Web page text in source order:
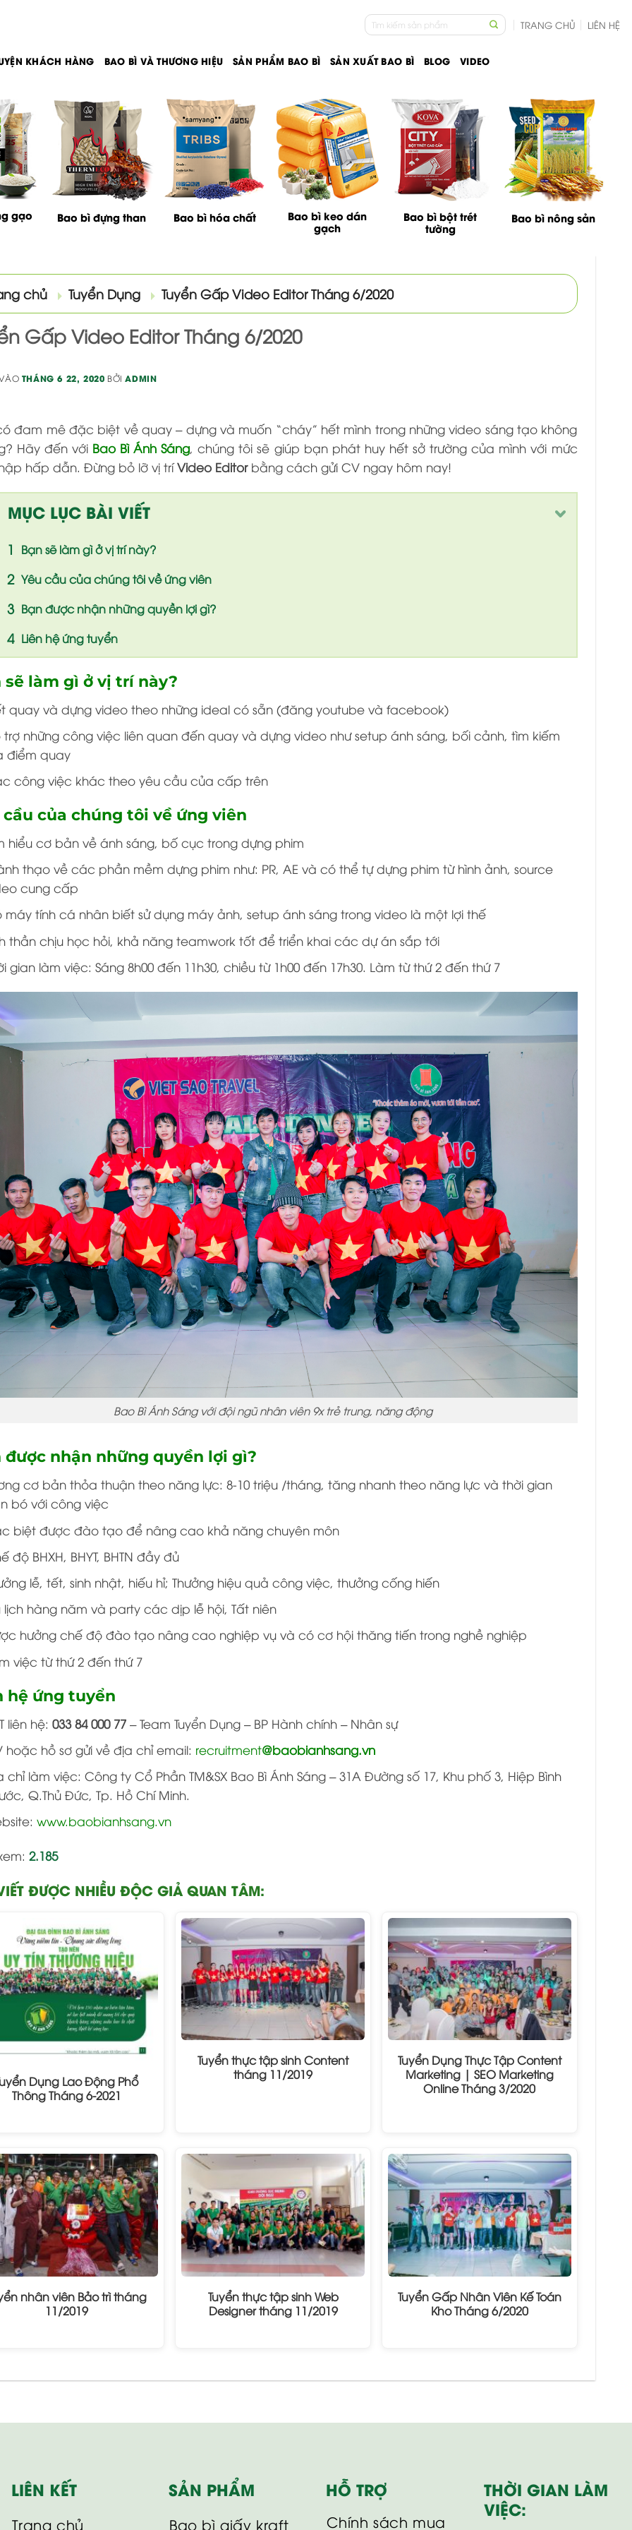
Tìm
kiếm:
TRANG CHỦ LIÊN HỆ
KHÁCH HÀNG BAO BÌ VÀ THƯƠNG HIỆU SẢN PHẨM BAO BÌ SẢN XUẤT BAO BÌ BLOG VIDEO
gạo Bao bì đựng than Bao bì hóa chất
Bao bì keo dán
gạch
Bao bì bột trét
tường
Bao bì nông sản
chủ Tuyển Dụng Tuyển Gấp Video Editor Tháng 6/2020
Gấp Video Editor Tháng 6/2020
THÁNG 6 22, 2020 BỞIADMIN
đam mê đặc biệt về quay – dựng và muốn “cháy” hết mình trong những video sáng tạo không
Hãy đến với Bao Bì Ánh Sáng, chúng tôi sẽ giúp bạn phát huy hết sở trường của mình với mức
hấp dẫn. Đừng bỏ lỡ vị tríVideo Editorbằng cách gửi CV ngay hôm nay!
MỤC LỤC BÀI VIẾT
Bạn sẽ làm gì ở vị trí này?
Yêu cầu của chúng tôi về ứng viên
Bạn được nhận những quyền lợi gì?
Liên hệ ứng tuyển
sẽ làm gì ở vị trí này?
quay và dựng video theo những ideal có sẵn (đăng youtube và facebook)
trợ những công việc liên quan đến quay và dựng video như setup ánh sáng, bối cảnh, tìm kiếm
điểm quay
công việc khác theo yêu cầu của cấp trên
cầu của chúng tôi về ứng viên
hiểu cơ bản về ánh sáng, bố cục trong dựng phim
thạo về các phần mềm dựng phim như: PR, AE và có thể tự dựng phim từ hình ảnh, source
cung cấp
máy tính cá nhân biết sử dụng máy ảnh, setup ánh sáng trong video là một lợi thế
thần chịu học hỏi, khả năng teamwork tốt để triển khai các dự án sắp tới
gian làm việc: Sáng 8h00 đến 11h30, chiều từ 1h00 đến 17h30. Làm từ thứ 2 đến thứ 7
Bao Bì Ánh Sáng với đội ngũ nhân viên 9x trẻ trung, năng động
được nhận những quyền lợi gì?
cơ bản thỏa thuận theo năng lực: 8-10 triệu /tháng, tăng nhanh theo năng lực và thời gian
bó với công việc
biệt được đào tạo để nâng cao khả năng chuyên môn
độ BHXH, BHYT, BHTN đầy đủ
lễ, tết, sinh nhật, hiếu hỉ; Thưởng hiệu quả công việc, thưởng cống hiến
lịch hàng năm và party các dịp lễ hội, Tất niên
hưởng chế độ đào tạo nâng cao nghiệp vụ và có cơ hội thăng tiến trong nghề nghiệp
việc từ thứ 2 đến thứ 7
hệ ứng tuyển
liên hệ: 033 84 000 77 – Team Tuyển Dụng – BP Hành chính – Nhân sự
hoặc hồ sơ gửi về địa chỉ email: recruitment@baobianhsang.vn
chỉ làm việc: Công ty Cổ Phần TM&SX Bao Bì Ánh Sáng – 31A Đường số 17, Khu phố 3, Hiệp Bình
Q.Thủ Đức, Tp. Hồ Chí Minh.
www.baobianhsang.vn
2.185
ĐƯỢC NHIỀU ĐỘC GIẢ QUAN TÂM:
Dụng Lao Động Phổ
Thông Tháng 6-2021
Tuyển thực tập sinh Content
tháng 11/2019
Tuyển Dụng Thực Tập Content
Marketing | SEO Marketing
Online Tháng 3/2020
nhân viên Bảo trì tháng
11/2019
Tuyển thực tập sinh Web
Designer tháng 11/2019
Tuyển Gấp Nhân Viên Kế Toán
Kho Tháng 6/2020
LIÊN KẾT
Trang chủ
SẢN PHẨM
Bao bì giấy kraft
HỖ TRỢ
Chính sách mua
THỜI GIAN LÀM
VIỆC: